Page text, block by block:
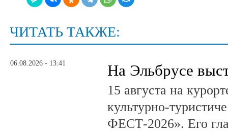
ЧИТАТЬ ТАКЖЕ:
06.08.2026 - 13:41 На Эльбрусе
15 августа на
культурно-
ФЕСТ-2026». Его